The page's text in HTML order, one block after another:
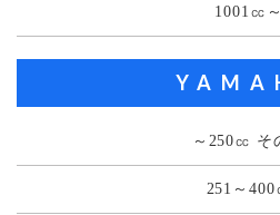
1001㏄～
～250㏄ そ
251～400